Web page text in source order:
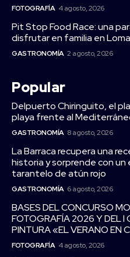
FOTOGRAFÍA 4 agosto, 2026
Pit Stop Food Race: una
disfrutar en familia en
GASTRONOMÍA 2 agosto, 2026
Popular
Delpuerto Chiringuito, el
playa frente al
GASTRONOMÍA 8 agosto, 2026
La Barraca recupera una
historia y sorprende con un
tarantelo de atún rojo
GASTRONOMÍA 6 agosto, 2026
BASES DEL CONCURSO
FOTOGRAFÍA 2026 Y DEL I
PINTURA «EL VERANO EN
FOTOGRAFÍA 4 agosto, 2026